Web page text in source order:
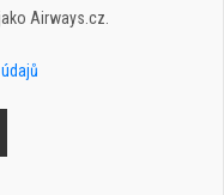
Airways.cz.